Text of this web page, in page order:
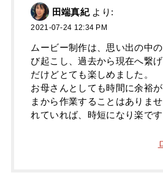
田端真紀 より:
2021-07-24 12:34 PM
ムービー制作は、思い出の中
び起こし、過去から現在へ繋
だけどとても楽しめました。
お母さんとしても時間に余裕
まから作業することはありま
れていれば、時短になり楽です